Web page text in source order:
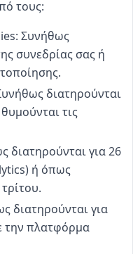
τους:
Συνήθως
συνεδρίας σας ή
διατηρούνται
τις
διατηρούνται για 26
ή όπως
διατηρούνται για
την πλατφόρμα